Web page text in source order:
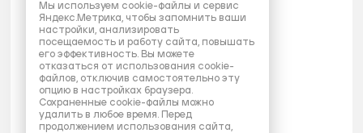
Мы используем cookie-файлы и сервис
Яндекс.Метрика, чтобы запомнить ваши
настройки, анализировать
посещаемость и работу сайта, повышать
его эффективность. Вы можете
отказаться от использования cookie-
файлов, отключив самостоятельно эту
опцию в настройках браузера.
Сохраненные cookie-файлы можно
удалить в любое время. Перед
продолжением использования сайта,